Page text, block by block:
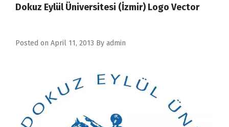
Dokuz Eylül Üniversitesi (İzmir) Logo Vector
Posted on April 11, 2013 By admin